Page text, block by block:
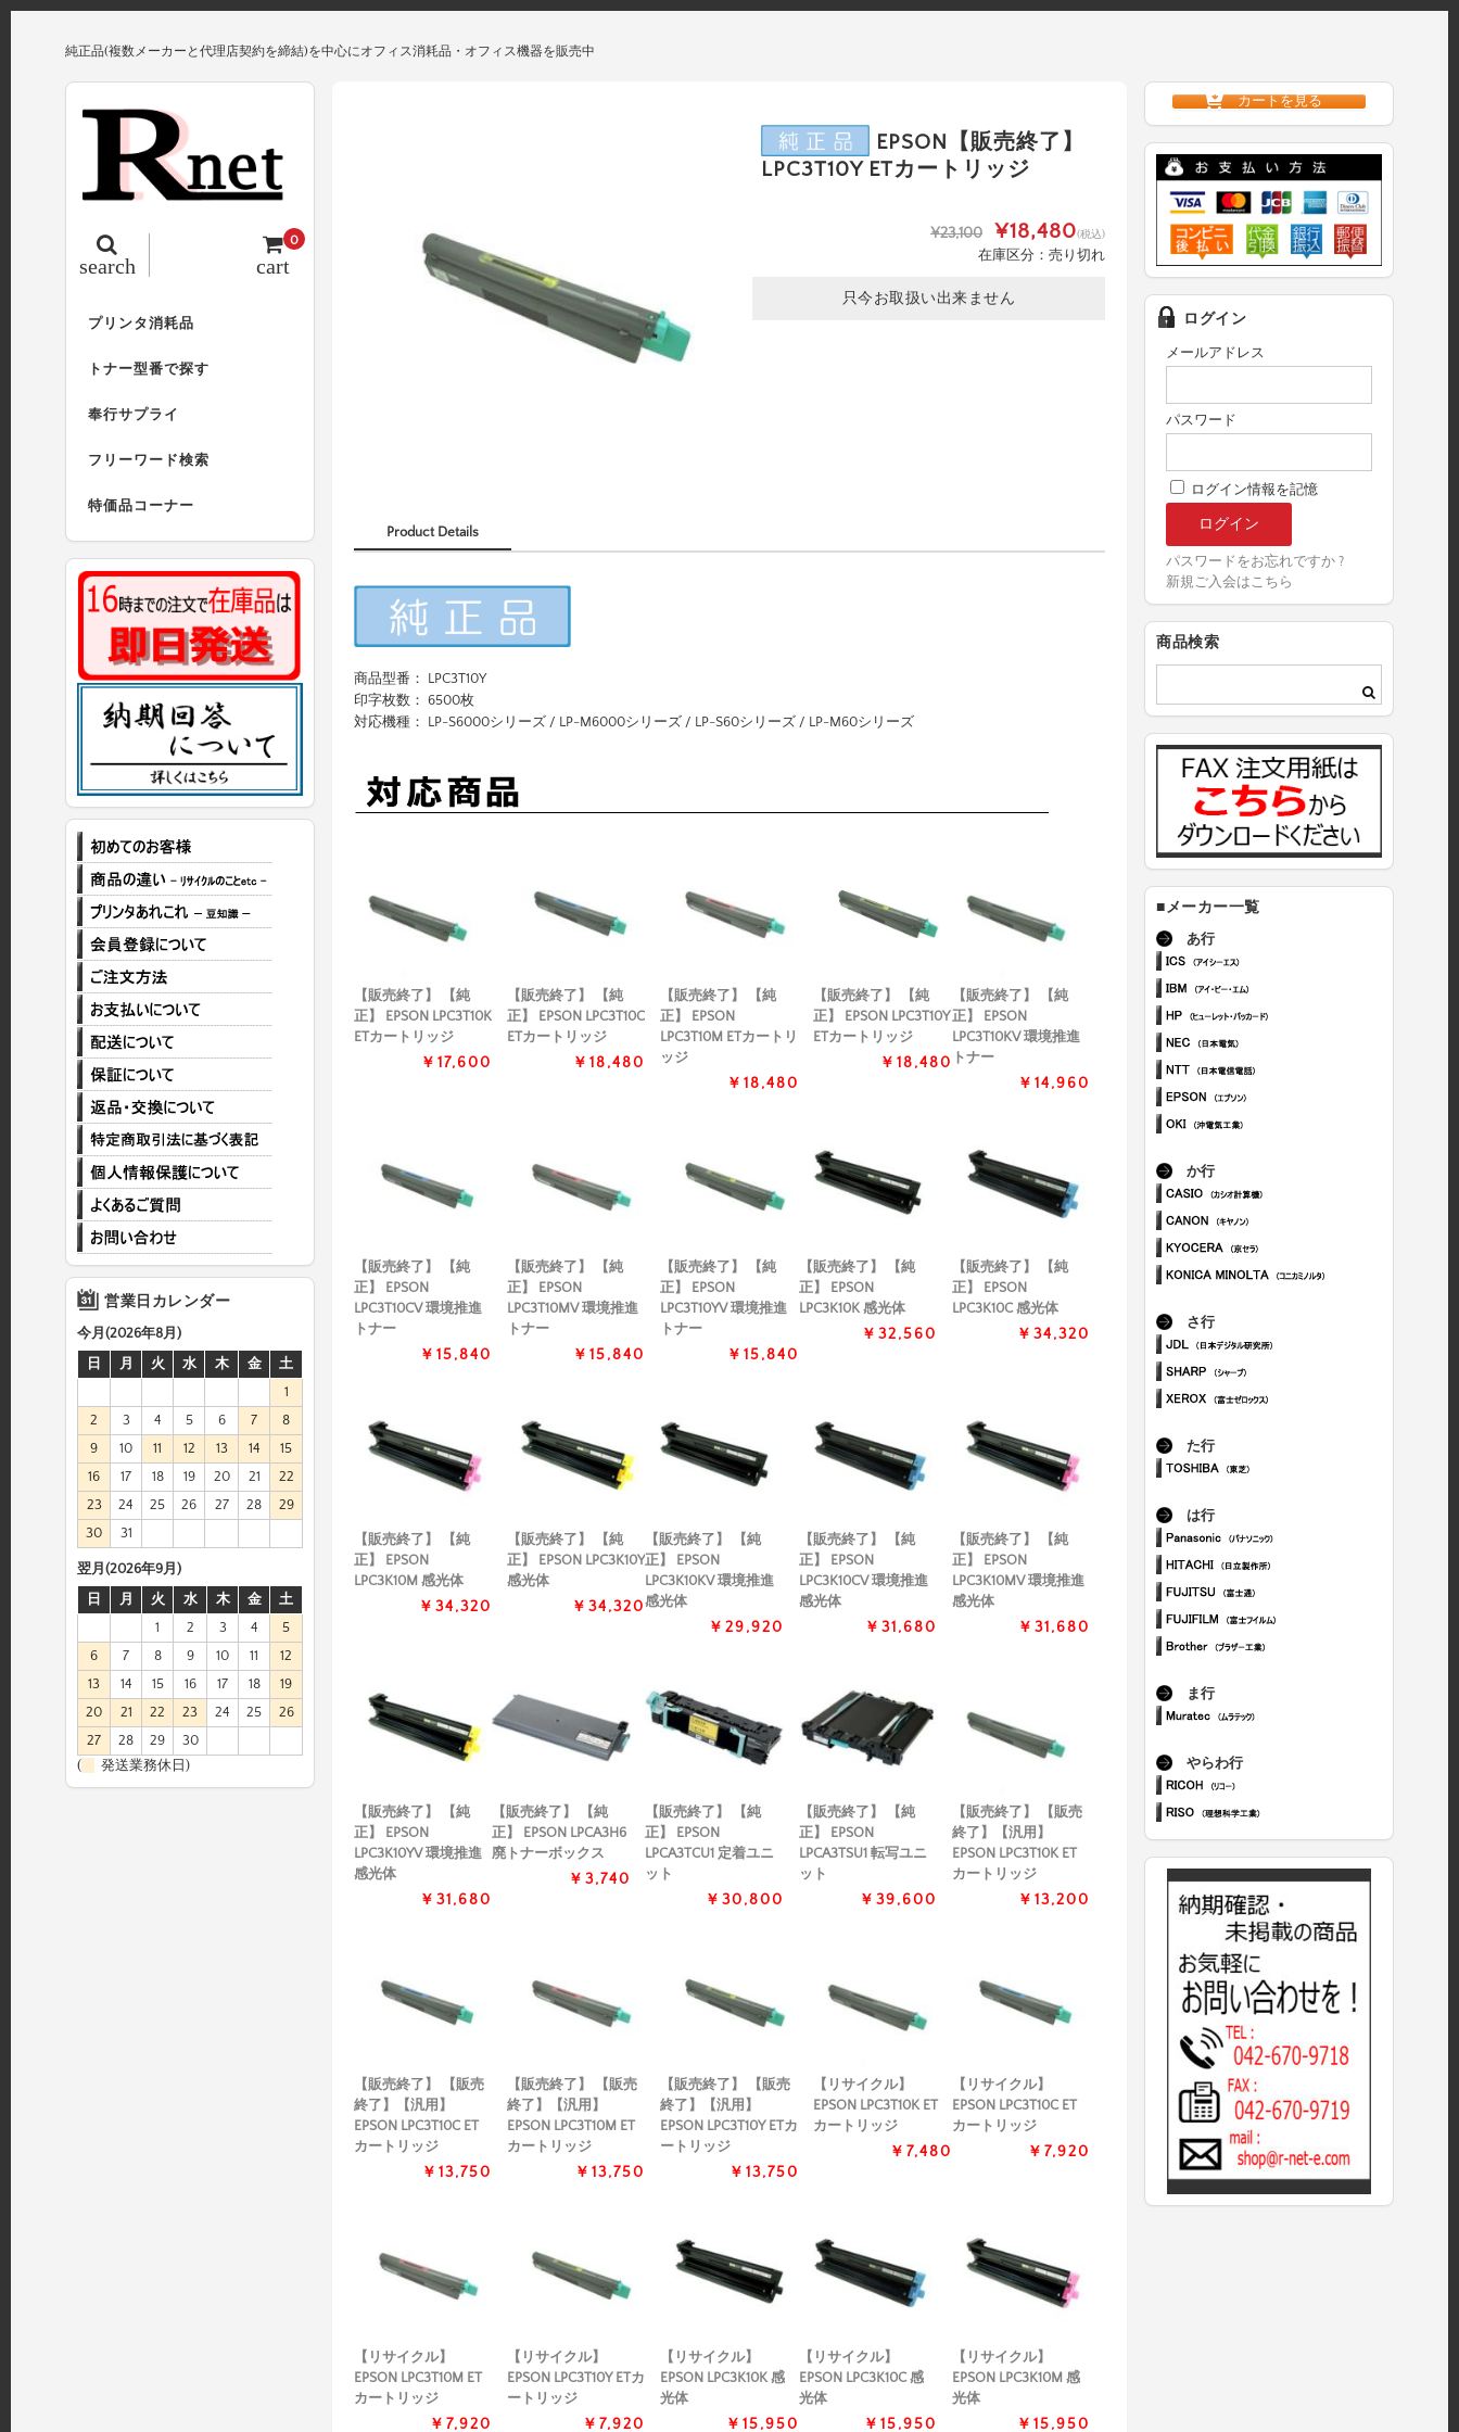
純正品(複数メーカーと代理店契約を締結)を中心にオフィス消耗品・オフィス機器を販売中
cart
0
search
プリンタ消耗品
トナー型番で探す
奉行サプライ
フリーワード検索
特価品コーナー
EPSON【販売終了】
LPC3T10Y ETカートリッジ
¥23,100 ¥18,480(税込)
在庫区分：売り切れ
只今お取扱い出来ません
Product Details
商品型番： LPC3T10Y
印字枚数： 6500枚
対応機種： LP-S6000シリーズ / LP-M6000シリーズ / LP-S60シリーズ / LP-M60シリーズ
【販売終了】 【純
正】 EPSON LPC3T10K
ETカートリッジ
￥17,600
【販売終了】 【純
正】 EPSON LPC3T10C
ETカートリッジ
￥18,480
【販売終了】 【純
正】 EPSON
LPC3T10M ETカートリ
ッジ
￥18,480
【販売終了】 【純
正】 EPSON LPC3T10Y
ETカートリッジ
￥18,480
【販売終了】 【純
正】 EPSON
LPC3T10KV 環境推進
トナー
￥14,960
【販売終了】 【純
正】 EPSON
LPC3T10CV 環境推進
トナー
￥15,840
【販売終了】 【純
正】 EPSON
LPC3T10MV 環境推進
トナー
￥15,840
【販売終了】 【純
正】 EPSON
LPC3T10YV 環境推進
トナー
￥15,840
【販売終了】 【純
正】 EPSON
LPC3K10K 感光体
￥32,560
【販売終了】 【純
正】 EPSON
LPC3K10C 感光体
￥34,320
【販売終了】 【純
正】 EPSON
LPC3K10M 感光体
￥34,320
【販売終了】 【純
正】 EPSON LPC3K10Y
感光体
￥34,320
【販売終了】 【純
正】 EPSON
LPC3K10KV 環境推進
感光体
￥29,920
【販売終了】 【純
正】 EPSON
LPC3K10CV 環境推進
感光体
￥31,680
【販売終了】 【純
正】 EPSON
LPC3K10MV 環境推進
感光体
￥31,680
【販売終了】 【純
正】 EPSON
LPC3K10YV 環境推進
感光体
￥31,680
【販売終了】 【純
正】 EPSON LPCA3H6
廃トナーボックス
￥3,740
【販売終了】 【純
正】 EPSON
LPCA3TCU1 定着ユニ
ット
￥30,800
【販売終了】 【純
正】 EPSON
LPCA3TSU1 転写ユニ
ット
￥39,600
【販売終了】 【販売
終了】【汎用】
EPSON LPC3T10K ET
カートリッジ
￥13,200
【販売終了】 【販売
終了】【汎用】
EPSON LPC3T10C ET
カートリッジ
￥13,750
【販売終了】 【販売
終了】【汎用】
EPSON LPC3T10M ET
カートリッジ
￥13,750
【販売終了】 【販売
終了】【汎用】
EPSON LPC3T10Y ETカ
ートリッジ
￥13,750
【リサイクル】
EPSON LPC3T10K ET
カートリッジ
￥7,480
【リサイクル】
EPSON LPC3T10C ET
カートリッジ
￥7,920
【リサイクル】
EPSON LPC3T10M ET
カートリッジ
￥7,920
【リサイクル】
EPSON LPC3T10Y ETカ
ートリッジ
￥7,920
【リサイクル】
EPSON LPC3K10K 感
光体
￥15,950
【リサイクル】
EPSON LPC3K10C 感
光体
￥15,950
【リサイクル】
EPSON LPC3K10M 感
光体
￥15,950
カートを見る
ログイン
メールアドレス
パスワード
ログイン情報を記憶
パスワードをお忘れですか ?
新規ご入会はこちら
商品検索
■メーカー一覧
あ行
か行
さ行
た行
は行
ま行
やらわ行
営業日カレンダー
今月(2026年8月)
日
月 火 水 木 金
土
1
2
3 4 5 6 7
8
9
10 11 12 13 14
15
16
17 18 19 20 21
22
23
24 25 26 27 28
29
30
31
翌月(2026年9月)
日
月 火 水 木 金
土
1
2 3 4
5
6
7 8 9 10 11
12
13
14 15 16 17 18
19
20
21 22 23 24 25
26
27
28 29
30
(
発送業務休日)